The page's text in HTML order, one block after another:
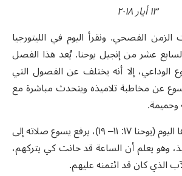
١٣ أيار ٢٠١٨
الفصحي. ونقرأ اليوم في الليتورجيا
عشر من إنجيل يوحنا. يُعد هذا الفصل
إلا أنه يختلف عن الفصول التي
عن مخاطبة تلاميذه ويتحدث مباشرة مع
في الآيات التي نقرأها اليوم (يوحنا ١٧: ١١– ١٩)، يرفع يسوع صلاته إلى
وهو يعلم أن الساعة قد حانت كي يتركهم،
الذي كان قد ائتمنه عليهم.